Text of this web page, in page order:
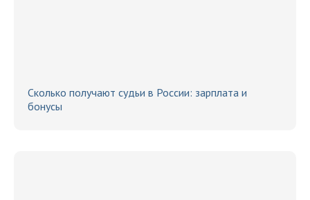
Сколько получают судьи в России: зарплата и
бонусы